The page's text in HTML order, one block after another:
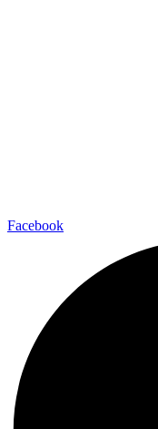
Facebook